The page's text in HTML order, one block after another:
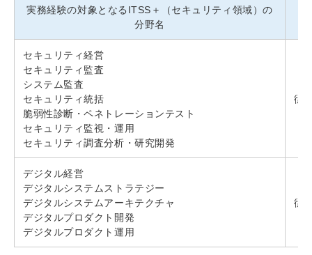
実務経験の対象となるITSS＋（セキュリティ領域）の
分野名
セキュリティ経営
セキュリティ監査
システム監査
セキュリティ統括
脆弱性診断・ペネトレーションテスト
セキュリティ監視・運用
セキュリティ調査分析・研究開発
従
デジタル経営
デジタルシステムストラテジー
デジタルシステムアーキテクチャ
デジタルプロダクト開発
デジタルプロダクト運用
従